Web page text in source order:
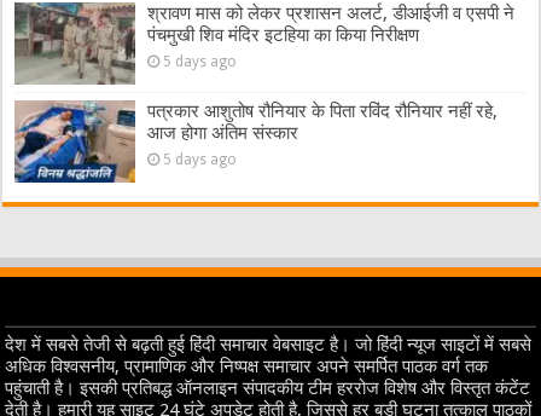
श्रावण मास को लेकर प्रशासन अलर्ट, डीआईजी व एसपी ने
पंचमुखी शिव मंदिर इटहिया का किया निरीक्षण
5 days ago
पत्रकार आशुतोष रौनियार के पिता रविंद रौनियार नहीं रहे,
आज होगा अंतिम संस्कार
5 days ago
देश में सबसे तेजी से बढ़ती हुई हिंदी समाचार वेबसाइट है। जो हिंदी न्यूज साइटों में सबसे
अधिक विश्वसनीय, प्रामाणिक और निष्पक्ष समाचार अपने समर्पित पाठक वर्ग तक
पहुंचाती है। इसकी प्रतिबद्ध ऑनलाइन संपादकीय टीम हररोज विशेष और विस्तृत कंटेंट
देती है। हमारी यह साइट 24 घंटे अपडेट होती है, जिससे हर बड़ी घटना तत्काल पाठकों